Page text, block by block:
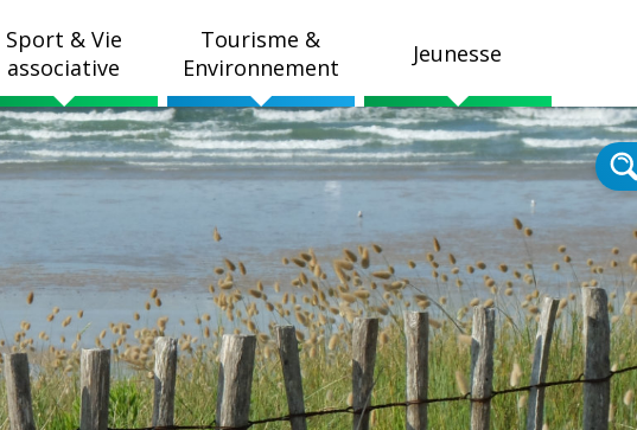
Sport & Vie
associative
Tourisme &
Environnement
Jeunesse